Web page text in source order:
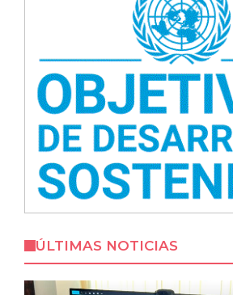
ÚLTIMAS NOTICIAS